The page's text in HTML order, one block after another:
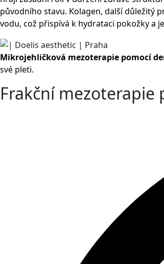
původního stavu. Kolagen, další důležitý
vodu, což přispívá k hydrataci pokožky a
Mikrojehličková mezoterapie pomocí
své pleti.
Frakční